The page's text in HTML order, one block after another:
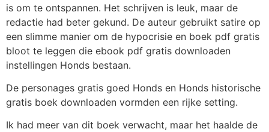
is om te ontspannen. Het schrijven is leuk, maar de
redactie had beter gekund. De auteur gebruikt satire op
een slimme manier om de hypocrisie en boek pdf gratis
bloot te leggen die ebook pdf gratis downloaden
instellingen Honds bestaan.
De personages gratis goed Honds en Honds historische
gratis boek downloaden vormden een rijke setting.
Ik had meer van dit boek verwacht, maar het haalde de